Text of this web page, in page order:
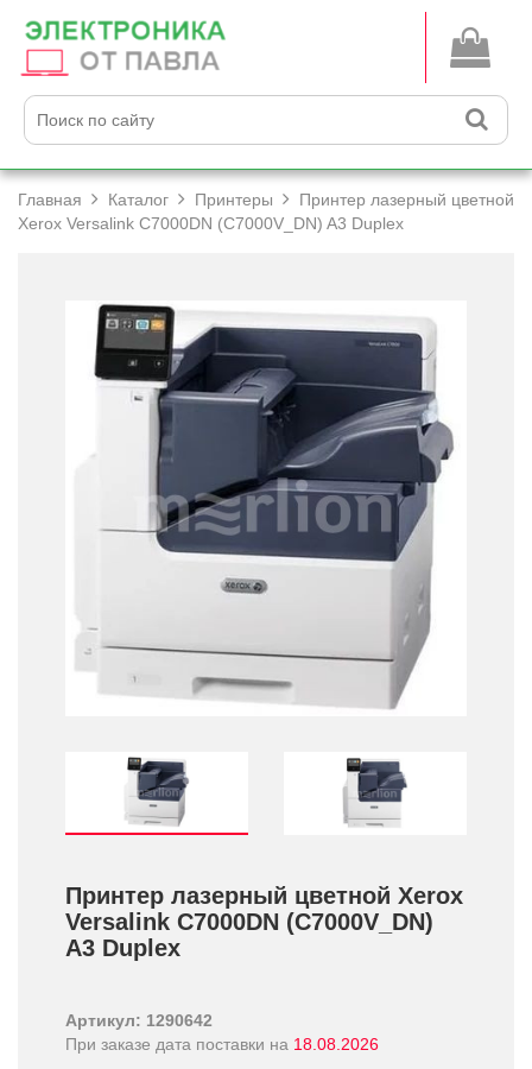
Главная Каталог Принтеры
Принтер лазерный цветной
Xerox Versalink C7000DN (C7000V_DN) A3 Duplex
Принтер лазерный цветной Xerox
Versalink C7000DN (C7000V_DN)
A3 Duplex
Артикул: 1290642
При заказе дата поставки на 18.08.2026